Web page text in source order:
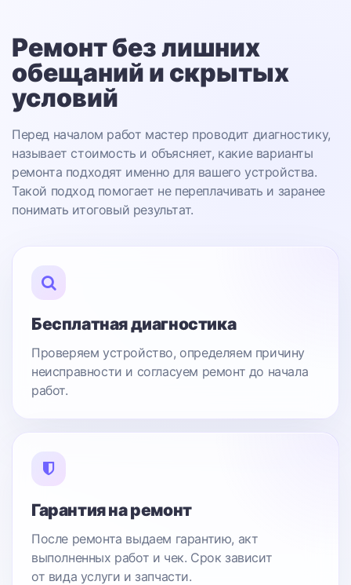
Ремонт без лишних
обещаний и скрытых
условий
Перед началом работ мастер проводит диагностику,
называет стоимость и объясняет, какие варианты
ремонта подходят именно для вашего устройства.
Такой подход помогает не переплачивать и заранее
понимать итоговый результат.
Бесплатная диагностика
Проверяем устройство, определяем причину
неисправности и согласуем ремонт до начала
работ.
Гарантия на ремонт
После ремонта выдаем гарантию, акт
выполненных работ и чек. Срок зависит
от вида услуги и запчасти.